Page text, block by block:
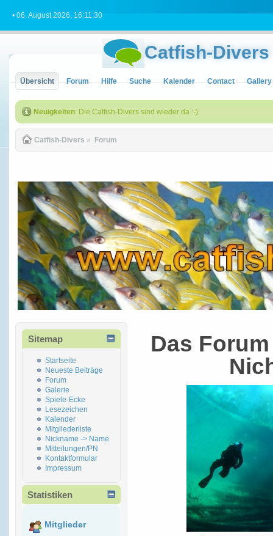
• 06. August 2026, 16:11:30
Catfish-Divers
Übersicht Forum Hilfe Suche Kalender Contact Gallery
Neuigkeiten: Die Catfish-Divers sind wieder da :-)
Catfish-Divers » Forum
Sitemap
Startseite
Neueste Beiträge
Forum
Galerie
Spiele-Ecke
Lesezeichen
Kalender
Mitgliederliste
Nickname -> Name
Mitteilungen/PN
Kontaktformular
Impressum
Statistiken
Mitglieder
Das